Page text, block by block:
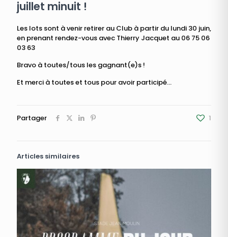
juillet minuit !
Les lots sont à venir retirer au Club à partir du lundi 30 juin,
en prenant rendez-vous avec Thierry Jacquet au 06 75 06
03 63
Bravo à toutes/tous les gagnant(e)s !
Et merci à toutes et tous pour avoir participé...
Partager 1
Articles similaires